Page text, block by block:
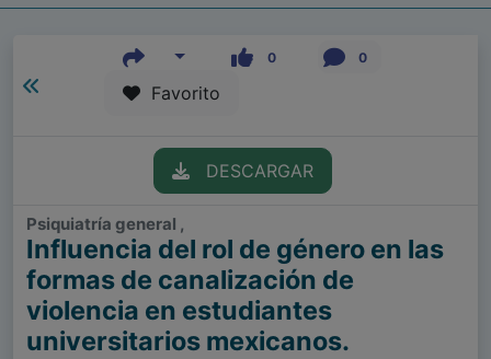
0 0
Favorito
DESCARGAR
Psiquiatría general ,
Influencia del rol de género en las
formas de canalización de
violencia en estudiantes
universitarios mexicanos.